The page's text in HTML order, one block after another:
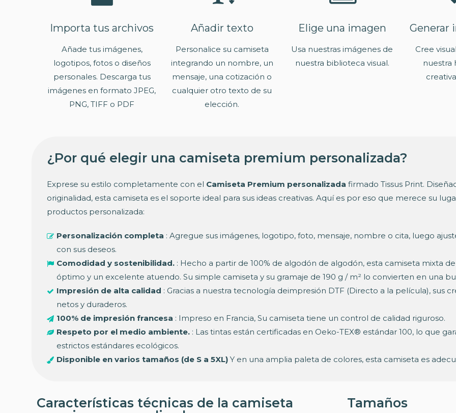
Importa tus archivos
Añade tus imágenes,
logotipos, fotos o diseños
personales. Descarga tus
imágenes en formato JPEG,
PNG, TIFF o PDF
Añadir texto
Personalice su camiseta
integrando un nombre, un
mensaje, una cotización o
cualquier otro texto de su
elección.
Elige una imagen
Usa nuestras imágenes de
nuestra biblioteca visual.
Generar
Cree
nuestra
¿Por qué elegir una camiseta premium personalizada?
Exprese su estilo completamente con el Camiseta Premium personalizada firmado Tissus Print.
originalidad, esta camiseta es el soporte ideal para sus ideas creativas. Aquí es por eso que merece su
productos personalizada:
Personalización completa : Agregue sus imágenes, logotipo, foto, mensaje, nombre o cita, luego
con sus deseos.
Comodidad y sostenibilidad. : Hecho a partir de 100% de algodón de algodón, esta camiseta mixta
óptimo y un excelente atuendo. Su simple camiseta y su gramaje de 190 g / m² lo convierten en una
Impresión de alta calidad : Gracias a nuestra tecnología deimpresión DTF (Directo a la película), sus
netos y duraderos.
100% de impresión francesa : Impreso en Francia, Su camiseta tiene un control de calidad riguroso.
Respeto por el medio ambiente. : Las tintas están certificadas en Oeko-TEX® estándar 100, lo que
estrictos estándares ecológicos.
Disponible en varios tamaños (de S a 5XL) Y en una amplia paleta de colores, esta camiseta es
Características técnicas de la camiseta
Tamaños